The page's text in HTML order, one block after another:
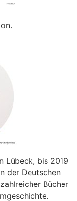
Lübeck, bis 2019
der Deutschen
Bücher